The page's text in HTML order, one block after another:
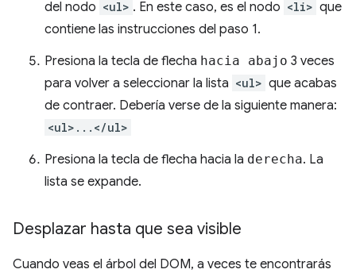
del nodo <ul> . En este caso, es el nodo <li> que
contiene las instrucciones del paso 1.
Presiona la tecla de flecha hacia abajo 3 veces
para volver a seleccionar la lista <ul> que acabas
de contraer. Debería verse de la siguiente manera:
<ul>...</ul>
Presiona la tecla de flecha hacia la derecha. La
lista se expande.
Desplazar hasta que sea visible
Cuando veas el árbol del DOM, a veces te encontrarás